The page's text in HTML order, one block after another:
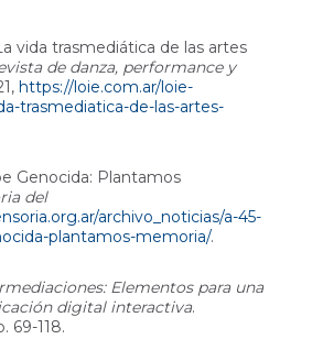
vida trasmediática de las artes
de danza, performance y
https://loie.com.ar/loie-
trasmediatica-de-las-artes-
Genocida: Plantamos
del
archivo_noticias/a-45-
plantamos-memoria/.
Elementos para una
digital interactiva.
69-118.